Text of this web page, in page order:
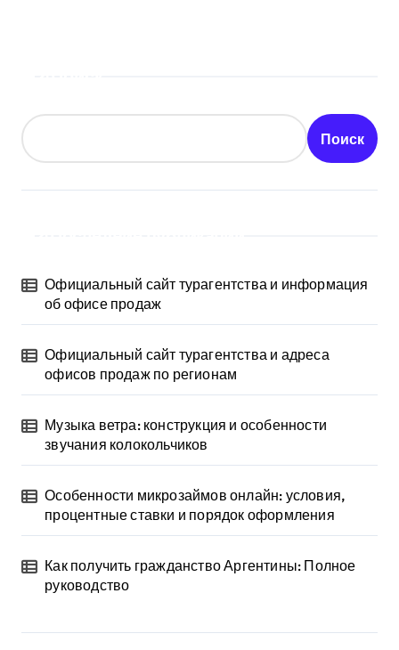
Поиск
Официальный сайт турагентства и информация
об офисе продаж
Официальный сайт турагентства и адреса
офисов продаж по регионам
Музыка ветра: конструкция и особенности
звучания колокольчиков
Особенности микрозаймов онлайн: условия,
процентные ставки и порядок оформления
Как получить гражданство Аргентины: Полное
руководство